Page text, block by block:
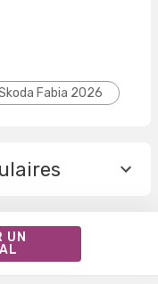
Fabia 2026
UN